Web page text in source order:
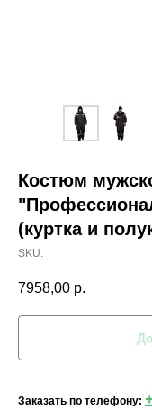
Костюм
(куртка и
SKU:
7958,00 р.
Заказать по телефону: